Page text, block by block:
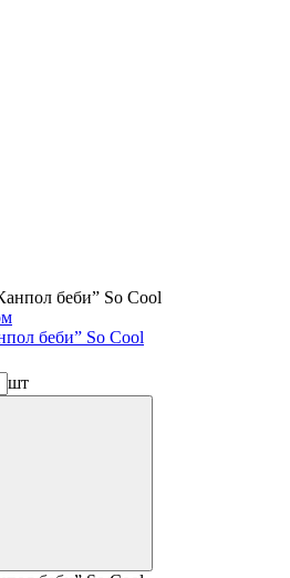
беби” Sо Сооl
шт